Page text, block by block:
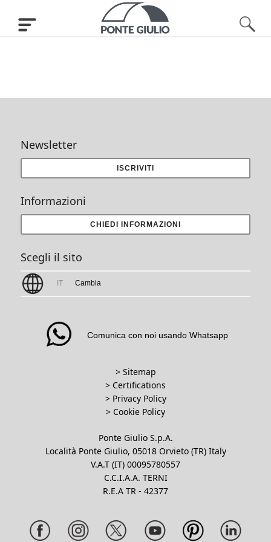
Newsletter
ISCRIVITI
Informazioni
CHIEDI INFORMAZIONI
Scegli il sito
IT Cambia
Comunica con noi usando Whatsapp
> Sitemap
> Certifications
> Privacy Policy
> Cookie Policy
Ponte Giulio S.p.A.
Località Ponte Giulio, 05018 Orvieto (TR) Italy
V.A.T (IT) 00095780557
C.C.I.A.A. TERNI
R.E.A TR - 42377